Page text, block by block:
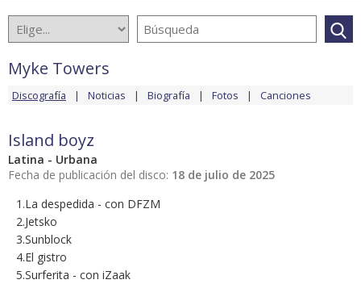
Myke Towers
Discografía Noticias Biografía Fotos Canciones
Island boyz
Latina - Urbana
Fecha de publicación del disco: 18 de julio de 2025
1.La despedida - con DFZM
2.Jetsko
3.Sunblock
4.El gistro
5.Surferita - con iZaak